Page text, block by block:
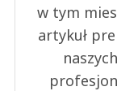
w tym
artykuł